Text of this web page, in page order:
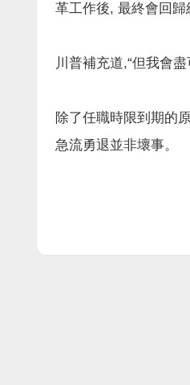
革工作後, 最終會回歸
川普補充道,“但我會
除了任職時限到期的
急流勇退並非壞事。